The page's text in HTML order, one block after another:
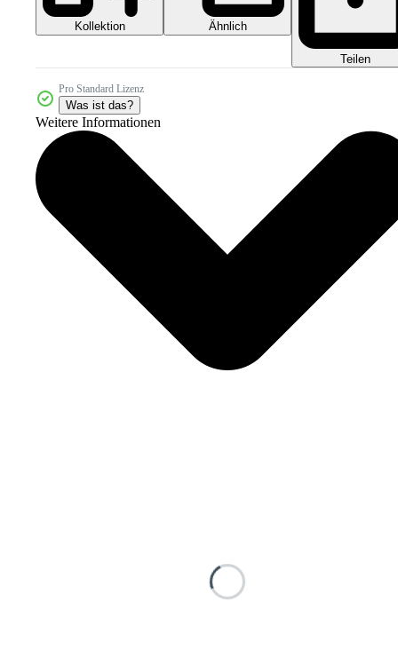
Kollektion Ähnlich
Teilen
Pro Standard Lizenz
Was ist das?
Weitere Informationen